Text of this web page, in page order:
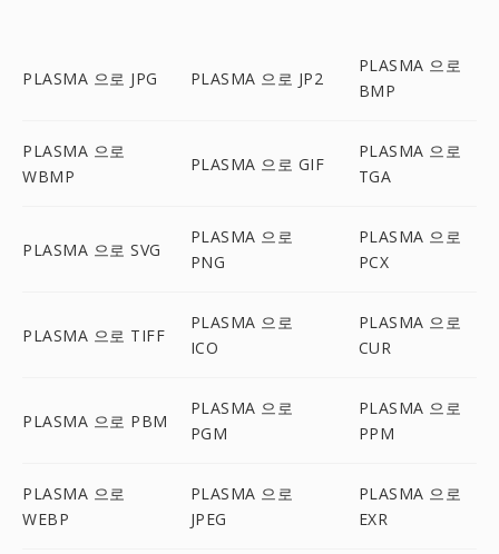
PLASMA 으로 JPG PLASMA 으로 JP2
PLASMA 으로
BMP
PLASMA 으로
WBMP
PLASMA 으로 GIF
PLASMA 으로
TGA
PLASMA 으로 SVG
PLASMA 으로
PNG
PLASMA 으로
PCX
PLASMA 으로 TIFF
PLASMA 으로
ICO
PLASMA 으로
CUR
PLASMA 으로 PBM
PLASMA 으로
PGM
PLASMA 으로
PPM
PLASMA 으로
WEBP
PLASMA 으로
JPEG
PLASMA 으로
EXR